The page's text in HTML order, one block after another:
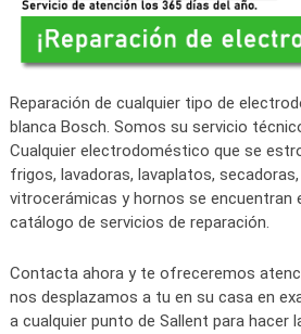
Reparación de cualquier tipo de
blanca Bosch. Somos su servicio
Cualquier electrodoméstico que se
frigos, lavadoras, lavaplatos,
vitrocerámicas y hornos se encuentran
catálogo de servicios de reparación.
Contacta ahora y te ofreceremos
nos desplazamos a tu en su casa en
a cualquier punto de Sallent para hacer